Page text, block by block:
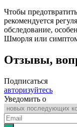
Чтобы
рекомендуется
обследование,
Шморля или
Отзывы,
Подписаться
авторизуйтесь
Уведомить о